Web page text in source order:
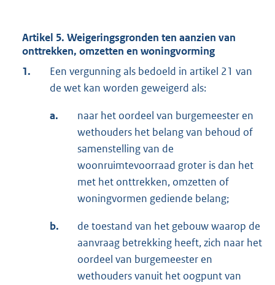
Artikel 5. Weigeringsgronden ten aanzien van
onttrekken, omzetten en woningvorming
1.
Een vergunning als bedoeld in artikel 21 van
de wet kan worden geweigerd als:
a.
naar het oordeel van burgemeester en
wethouders het belang van behoud of
samenstelling van de
woonruimtevoorraad groter is dan het
met het onttrekken, omzetten of
woningvormen gediende belang;
b.
de toestand van het gebouw waarop de
aanvraag betrekking heeft, zich naar het
oordeel van burgemeester en
wethouders vanuit het oogpunt van